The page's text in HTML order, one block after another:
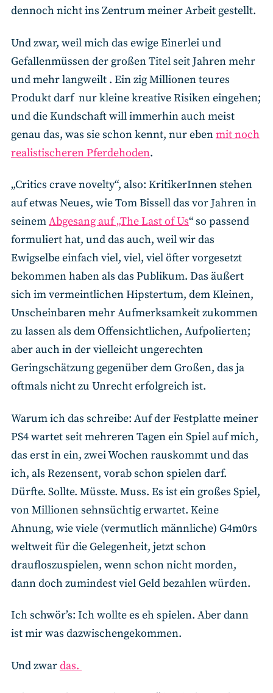
dennoch nicht ins Zentrum meiner Arbeit gestellt.
Und zwar, weil mich das ewige Einerlei und
Gefallenmüssen der großen Titel seit Jahren mehr
und mehr langweilt . Ein zig Millionen teures
Produkt darf nur kleine kreative Risiken eingehen;
und die Kundschaft will immerhin auch meist
genau das, was sie schon kennt, nur ebenmit noch
realistischeren Pferdehoden.
„Critics crave novelty“, also: KritikerInnen stehen
auf etwas Neues, wie Tom Bissell das vor Jahren in
seinemAbgesang auf „The Last of Us“ so passend
formuliert hat, und das auch, weil wir das
Ewigselbe einfach viel, viel, viel öfter vorgesetzt
bekommen haben als das Publikum. Das äußert
sich im vermeintlichen Hipstertum, dem Kleinen,
Unscheinbaren mehr Aufmerksamkeit zukommen
zu lassen als dem Offensichtlichen, Aufpolierten;
aber auch in der vielleicht ungerechten
Geringschätzung gegenüber dem Großen, das ja
oftmals nicht zu Unrecht erfolgreich ist.
Warum ich das schreibe: Auf der Festplatte meiner
PS4 wartet seit mehreren Tagen ein Spiel auf mich,
das erst in ein, zwei Wochen rauskommt und das
ich, als Rezensent, vorab schon spielen darf.
Dürfte. Sollte. Müsste. Muss. Es ist ein großes Spiel,
von Millionen sehnsüchtig erwartet. Keine
Ahnung, wie viele (vermutlich männliche) G4m0rs
weltweit für die Gelegenheit, jetzt schon
draufloszuspielen, wenn schon nicht morden,
dann doch zumindest viel Geld bezahlen würden.
Ich schwör’s: Ich wollte es eh spielen. Aber dann
ist mir was dazwischengekommen.
Und zwardas.